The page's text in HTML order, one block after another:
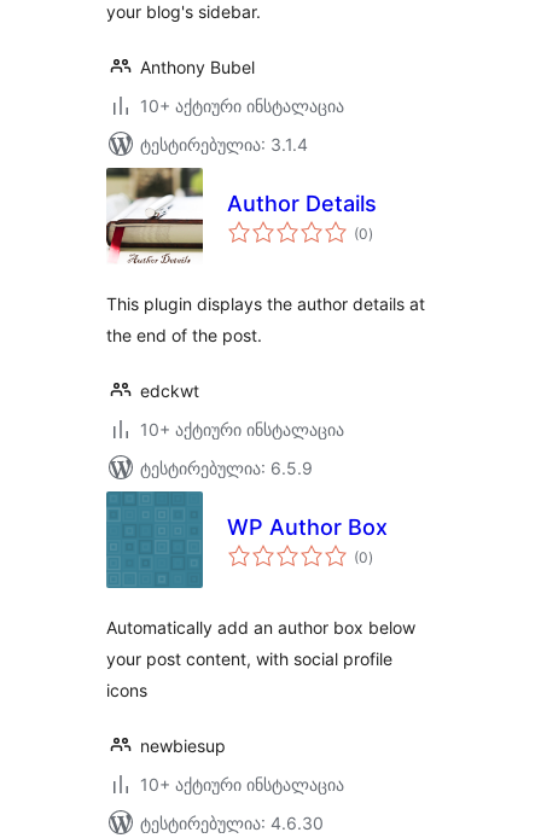
your blog's sidebar.
Anthony Bubel
10+ აქტიური ინსტალაცია
ტესტირებულია: 3.1.4
Author Details
(0საერთო
რეიტინგი
)
This plugin displays the author details at
the end of the post.
edckwt
10+ აქტიური ინსტალაცია
ტესტირებულია: 6.5.9
WP Author Box
(0საერთო
რეიტინგი
)
Automatically add an author box below
your post content, with social profile
icons
newbiesup
10+ აქტიური ინსტალაცია
ტესტირებულია: 4.6.30